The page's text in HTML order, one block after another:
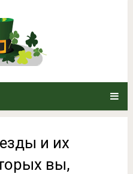
звезды и их
и их
вы,